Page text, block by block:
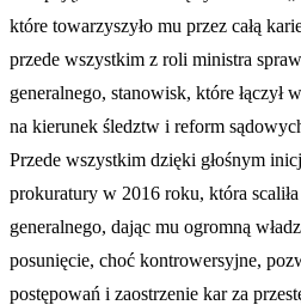
które towarzyszyło mu przez całą
przede wszystkim z roli ministra
generalnego, stanowisk, które łączył
na kierunek śledztw i reform
Przede wszystkim dzięki głośnym
prokuratury w 2016 roku, która
generalnego, dając mu ogromną
posunięcie, choć kontrowersyjne,
postępowań i zaostrzenie kar za